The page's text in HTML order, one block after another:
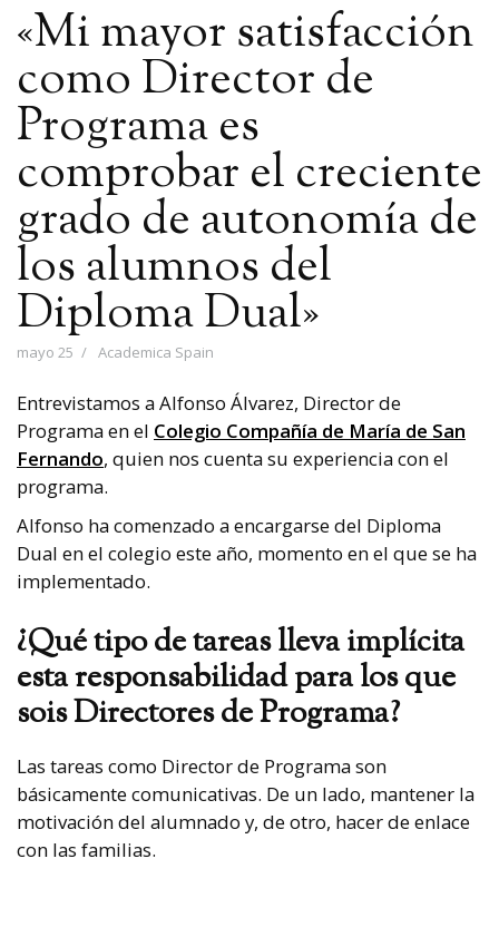
«Mi mayor satisfacción
como Director de
Programa es
comprobar el creciente
grado de autonomía de
los alumnos del
Diploma Dual»
mayo 25 Academica Spain
Entrevistamos a Alfonso Álvarez, Director de
Programa en el Colegio Compañía de María de San
Fernando, quien nos cuenta su experiencia con el
programa.
Alfonso ha comenzado a encargarse del Diploma
Dual en el colegio este año, momento en el que se ha
implementado.
¿Qué tipo de tareas lleva implícita
esta responsabilidad para los que
sois Directores de Programa?
Las tareas como Director de Programa son
básicamente comunicativas. De un lado, mantener la
motivación del alumnado y, de otro, hacer de enlace
con las familias.